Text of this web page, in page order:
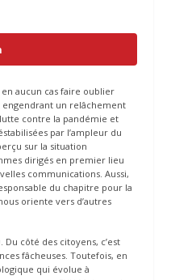
aucun cas faire oublier
engendrant un relâchement
contre la pandémie et
par l’ampleur du
sur la situation
dirigés en premier lieu
communications. Aussi,
du chapitre pour la
oriente vers d’autres
côté des citoyens, c’est
fâcheuses. Toutefois, en
qui évolue à